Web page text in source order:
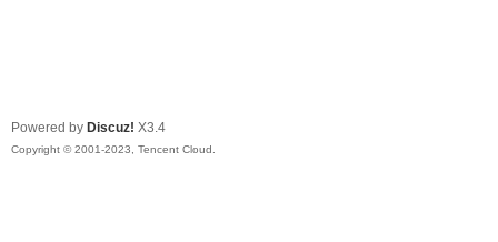
Powered by Discuz! X3.4
Copyright © 2001-2023, Tencent Cloud.